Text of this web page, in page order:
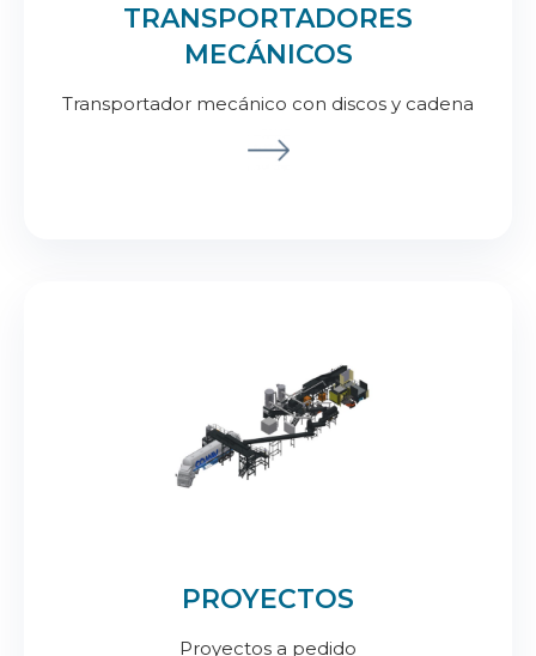
TRANSPORTADORES
MECÁNICOS
Transportador mecánico con discos y cadena
PROYECTOS
Proyectos a pedido